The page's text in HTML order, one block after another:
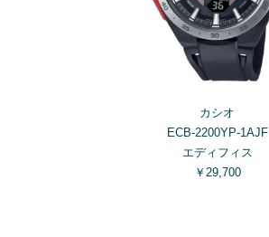
カシオ
ECB-2200YP-1AJF
エディフィス
￥29,700